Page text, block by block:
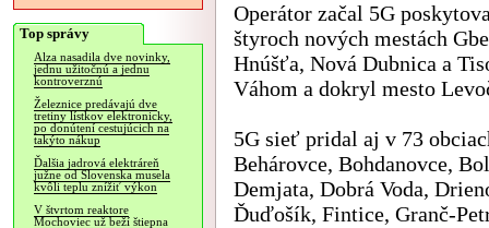
Top správy
Alza nasadila dve novinky,
jednu užitočnú a jednu
kontroverznú
Železnice predávajú dve
tretiny lístkov elektronicky,
po donútení cestujúcich na
takýto nákup
Ďalšia jadrová elektráreň
južne od Slovenska musela
kvôli teplu znížiť výkon
V štvrtom reaktore
Mochoviec už beží štiepna
Operátor začal 5G
štyroch nových mestách
Hnúšťa, Nová Dubnica a
Váhom a dokryl mesto
5G sieť pridal aj v 73
Behárovce, Bohdanovce,
Demjata, Dobrá Voda,
Ďuďošík, Fintice, Granč-